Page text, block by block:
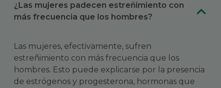
¿Las mujeres padecen estreñimiento con
más frecuencia que los hombres?
Las mujeres, efectivamente, sufren
estreñimiento con más frecuencia que los
hombres. Esto puede explicarse por la presencia
de estrógenos y progesterona, hormonas que